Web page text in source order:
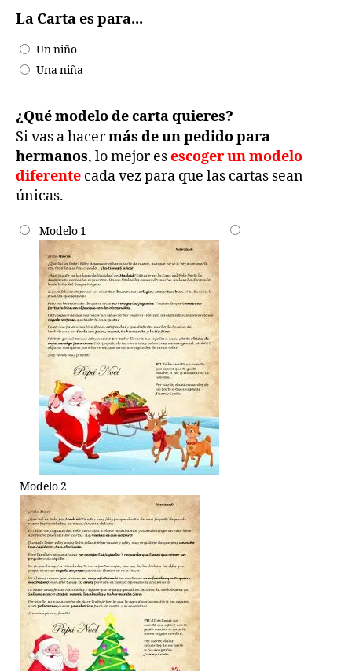
La Carta es para...
Un niño
Una niña
¿Qué modelo de carta quieres?
Si vas a hacermás de un pedido para
hermanos, lo mejor esescoger un modelo
diferente cada vez para que las cartas sean
únicas.
Modelo 1
Modelo 2